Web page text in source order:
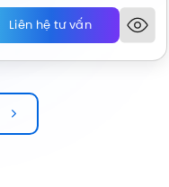
Liên hệ tư vấn